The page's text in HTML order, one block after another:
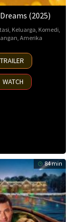
(2025)
Keluarga Komedi
Amerika
7
Nov
2025
Alex
Woo ,
Erik
Benson
TRAILER
WATCH
84 min